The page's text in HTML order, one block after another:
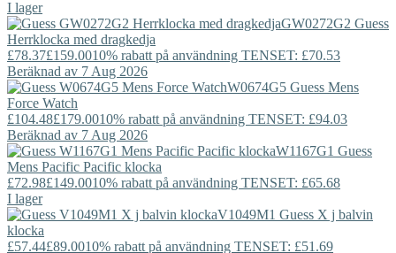
I lager
GW0272G2 Guess
Herrklocka med dragkedja
£78.37£159.0010% rabatt på användning TENSET: £70.53
Beräknad av 7 Aug 2026
W0674G5 Guess Mens
Force Watch
£104.48£179.0010% rabatt på användning TENSET: £94.03
Beräknad av 7 Aug 2026
W1167G1 Guess
Mens Pacific Pacific klocka
£72.98£149.0010% rabatt på användning TENSET: £65.68
I lager
V1049M1 Guess X j balvin
klocka
£57.44£89.0010% rabatt på användning TENSET: £51.69